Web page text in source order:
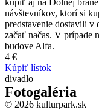
kúpiť aj na Dolnej
návštevníkov, ktorí si
predstavenie dostavili v
začať načas. V prípade
budove Alfa.
4 €
Kúpiť lístok
divadlo
Fotogaléria
© 2026 kulturpark.sk